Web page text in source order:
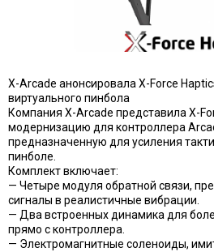
X-Arcade анонсировала X-Force
виртуального пинбола
Компания X-Arcade представила X-
модернизацию для контроллера
предназначенную для усиления
пинболе.
Комплект включает:
— Четыре модуля обратной связи,
сигналы в реалистичные вибрации.
— Два встроенных динамика для
прямо с контроллера.
— Электромагнитные соленоиды,